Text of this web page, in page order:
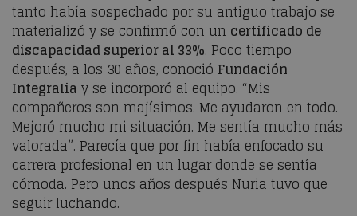
tanto había sospechado por su antiguo trabajo se
materializó y se confirmó con un certificado de
discapacidad superior al 33%. Poco tiempo
después, a los 30 años, conoció Fundación
Integralia y se incorporó al equipo. “Mis
compañeros son majísimos. Me ayudaron en todo.
Mejoró mucho mi situación. Me sentía mucho más
valorada”. Parecía que por fin había enfocado su
carrera profesional en un lugar donde se sentía
cómoda. Pero unos años después Nuria tuvo que
seguir luchando.